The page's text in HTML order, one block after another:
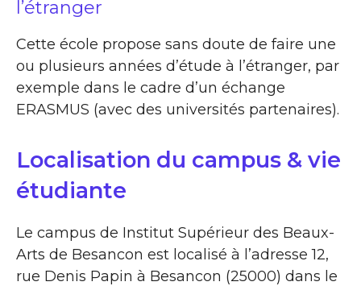
l’étranger
Cette école propose sans doute de faire une
ou plusieurs années d’étude à l’étranger, par
exemple dans le cadre d’un échange
ERASMUS (avec des universités partenaires).
Localisation du campus & vie
étudiante
Le campus de Institut Supérieur des Beaux-
Arts de Besancon est localisé à l’adresse 12,
rue Denis Papin à Besancon (25000) dans le